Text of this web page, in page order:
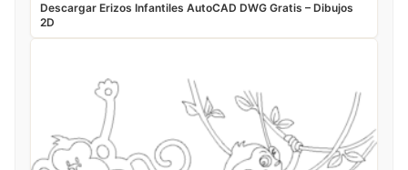
Descargar Erizos Infantiles AutoCAD DWG Gratis – Dibujos
2D